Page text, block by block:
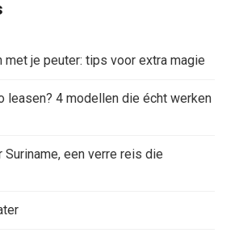
met je peuter: tips voor extra magie
leasen? 4 modellen die écht werken
Suriname, een verre reis die